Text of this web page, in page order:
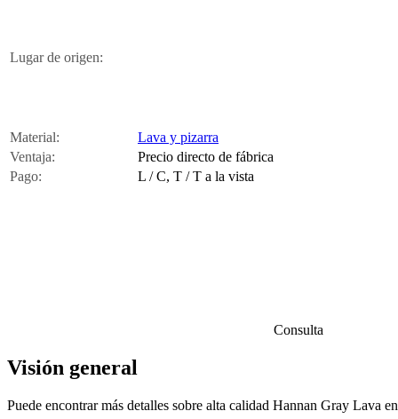
Lugar de origen:
Material:
Lava y pizarra
Ventaja:
Precio directo de fábrica
Pago:
L / C, T / T a la vista
Consulta
Visión general
Puede encontrar más detalles sobre alta calidad Hannan Gray Lava